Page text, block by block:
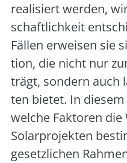
rea­li­siert wer­den,
schaft­lich­keit
Fäl­len erwei­sen sie
ti­on, die nicht nur
trägt, son­dern auch
ten bie­tet. In
wel­che Fak­to­ren
Solar­pro­jek­ten
gesetz­li­chen